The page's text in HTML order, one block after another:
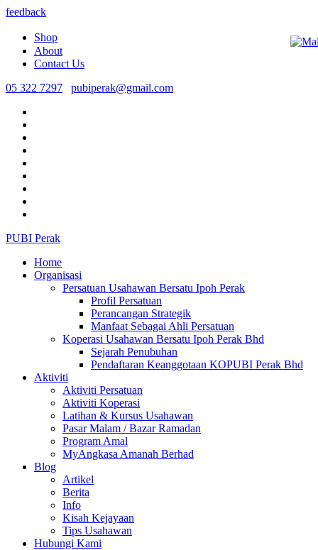
feedback
Shop
About
Contact Us
05 322 7297
pubiperak@gmail.com
PUBI Perak
Home
Organisasi
Persatuan Usahawan Bersatu Ipoh Perak
Profil Persatuan
Perancangan Strategik
Manfaat Sebagai Ahli Persatuan
Koperasi Usahawan Bersatu Ipoh Perak Bhd
Sejarah Penubuhan
Pendaftaran Keanggotaan KOPUBI Perak Bhd
Aktiviti
Aktiviti Persatuan
Aktiviti Koperasi
Latihan & Kursus Usahawan
Pasar Malam / Bazar Ramadan
Program Amal
MyAngkasa Amanah Berhad
Blog
Artikel
Berita
Info
Kisah Kejayaan
Tips Usahawan
Hubungi Kami